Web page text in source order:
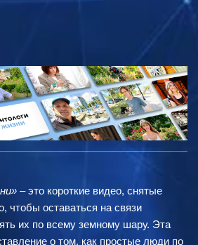
– это короткие видео, снятые
чтобы оставаться на связи
их по всему земному шару. Эта
о том, как простые люди по